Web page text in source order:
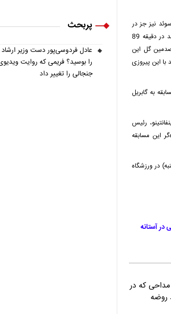
نیز جز در
چند صحنه محدود خطر چندانی روی دروازه این تیم ایجاد نکرد. در نهایت هلند در دقیقه 89
گل این
با این پیروزی
به گابریل
رئیس
این مسابقه
07:30 صبح فردا (یکشنبه) در ورزشگاه
در آستانه
مداحی که در
روضه
پربحث
عادل فردوسی‌پور دست وزیر ارشاد
را بوسید؟ فریمی که روایت
جنجالی را تغییر داد